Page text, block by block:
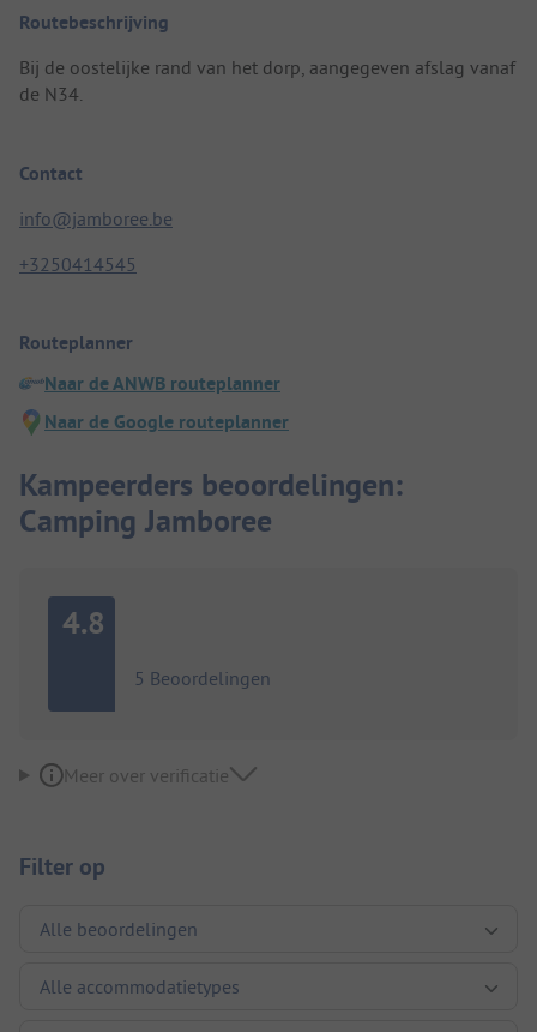
Routebeschrijving
Bij de oostelijke rand van het dorp, aangegeven afslag vanaf
de N34.
Contact
info@jamboree.be
+3250414545
Routeplanner
Naar de ANWB routeplanner
Naar de Google routeplanner
Kampeerders beoordelingen:
Camping Jamboree
4.8
5 Beoordelingen
Meer over verificatie
Filter op